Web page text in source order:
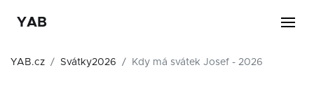
YAB
YAB.cz Svátky2026 Kdy má svátek Josef - 2026